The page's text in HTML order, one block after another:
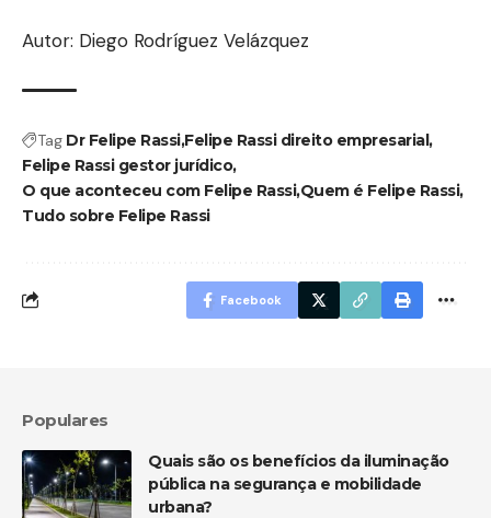
Autor: Diego Rodríguez Velázquez
Tag Dr Felipe RassiFelipe Rassi direito empresarial
Felipe Rassi gestor jurídico
O que aconteceu com Felipe RassiQuem é Felipe Rassi
Tudo sobre Felipe Rassi
Facebook
Populares
Quais são os benefícios da iluminação
pública na segurança e mobilidade
urbana?